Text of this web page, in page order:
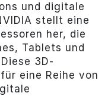
und digitale
stellt eine
her, die
Tablets und
3D-
eine Reihe von